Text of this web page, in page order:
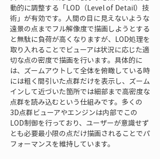
動的に調整する「LOD（Level of Detail）技
術」が有効です。人間の目に見えないような
遠景の点までフル解像度で描画しようとする
と無駄に負荷が高くなりますが、LOD処理を
取り入れることでビューアは状況に応じた適
切な点の密度で描画を行います。具体的に
は、ズームアウトして全体を俯瞰している時
には粗く間引いた点群だけを表示し、ズーム
インして近づいた箇所では細部まで高密度な
点群を読み込むという仕組みです。多くの
3D点群ビューアやエンジンは内部でこの
LOD制御を行っており、ユーザーが意識せず
とも必要最小限の点だけ描画されることでパ
フォーマンスを維持しています。